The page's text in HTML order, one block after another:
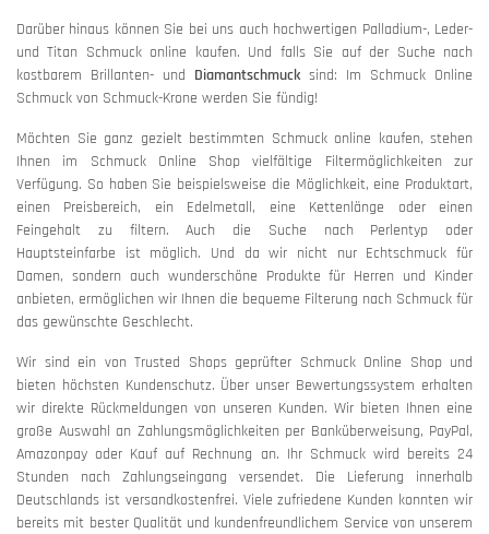
Darüber hinaus können Sie bei uns auch hochwertigen Palladium-, Leder-
und Titan Schmuck online kaufen. Und falls Sie auf der Suche nach
kostbarem Brillanten- und Diamantschmuck sind: Im Schmuck Online
Schmuck von Schmuck-Krone werden Sie fündig!
Möchten Sie ganz gezielt bestimmten Schmuck online kaufen, stehen
Ihnen im Schmuck Online Shop vielfältige Filtermöglichkeiten zur
Verfügung. So haben Sie beispielsweise die Möglichkeit, eine Produktart,
einen Preisbereich, ein Edelmetall, eine Kettenlänge oder einen
Feingehalt zu filtern. Auch die Suche nach Perlentyp oder
Hauptsteinfarbe ist möglich. Und da wir nicht nur Echtschmuck für
Damen, sondern auch wunderschöne Produkte für Herren und Kinder
anbieten, ermöglichen wir Ihnen die bequeme Filterung nach Schmuck für
das gewünschte Geschlecht.
Wir sind ein von Trusted Shops geprüfter Schmuck Online Shop und
bieten höchsten Kundenschutz. Über unser Bewertungssystem erhalten
wir direkte Rückmeldungen von unseren Kunden. Wir bieten Ihnen eine
große Auswahl an Zahlungsmöglichkeiten per Banküberweisung, PayPal,
Amazonpay oder Kauf auf Rechnung an. Ihr Schmuck wird bereits 24
Stunden nach Zahlungseingang versendet. Die Lieferung innerhalb
Deutschlands ist versandkostenfrei. Viele zufriedene Kunden konnten wir
bereits mit bester Qualität und kundenfreundlichem Service von unserem